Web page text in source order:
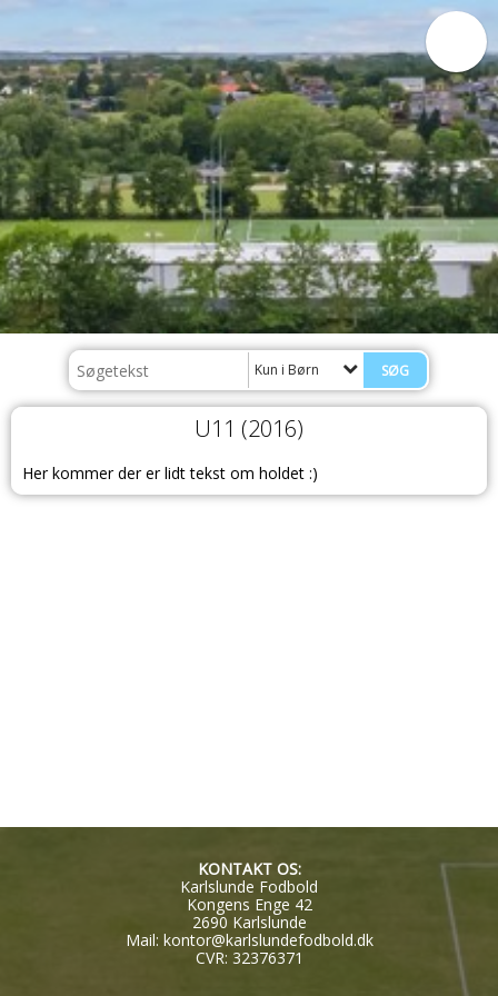
Kun i Børn
U11 (2016)
Her kommer der er lidt tekst om holdet :)
KONTAKT OS:
Karlslunde Fodbold
Kongens Enge 42
2690 Karlslunde
Mail: kontor@karlslundefodbold.dk
CVR: 32376371